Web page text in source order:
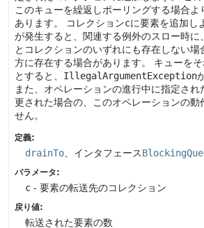
このキューを繰返しポーリングする場合よ
あります。
コレクションcに要素を追加し
が発生すると、関連する例外のスロー時に
とコレクションのいずれにも存在しない場
方に存在する場合があります。
キューを
とすると、 IllegalArgumentException
また、オペレーションの進行中に指定さ
更された場合の、このオペレーションの動
せん。
定義:
drainTo 、インタフェース
パラメータ:
c - 要素の転送先のコレクション
戻り値:
転送された要素の数